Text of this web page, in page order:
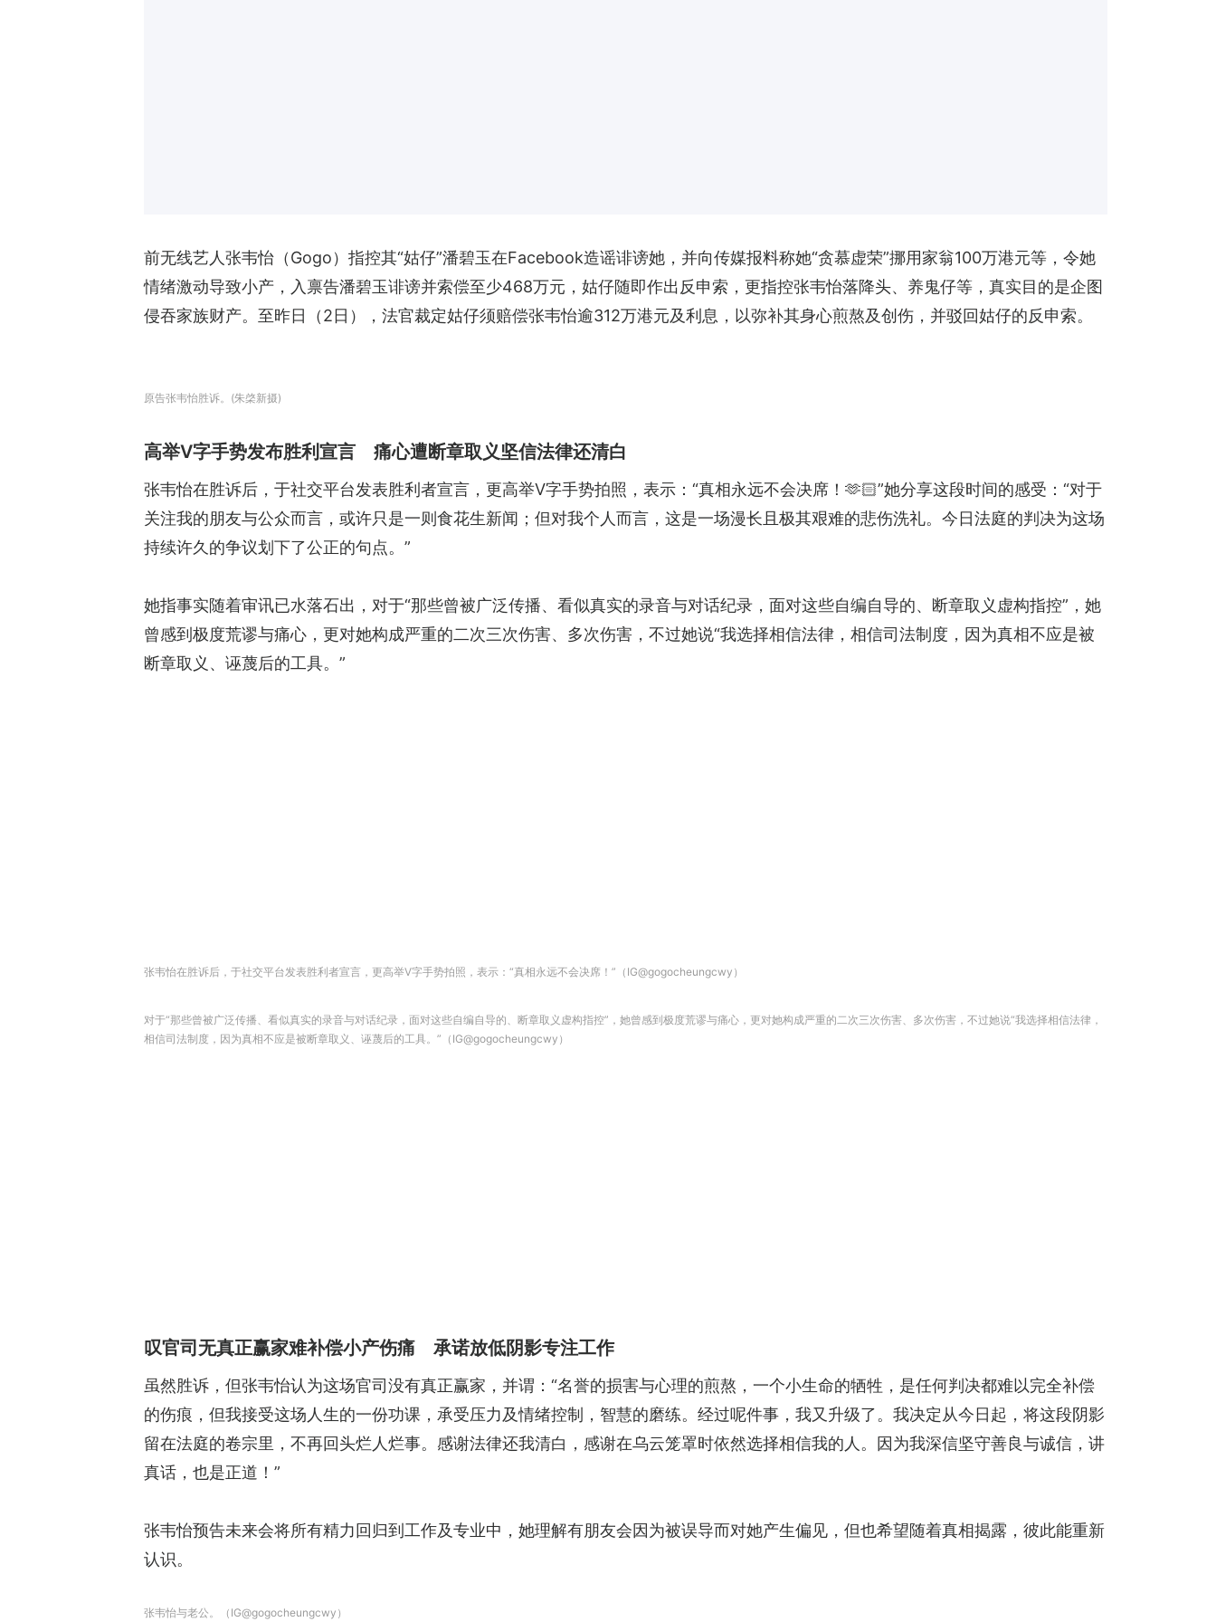
前无线艺人张韦怡（Gogo）指控其“姑仔”潘碧玉在Facebook造谣诽谤她，并向传媒报料称她“贪慕虚荣”挪用家翁100万港元等，令她
情绪激动导致小产，入禀告潘碧玉诽谤并索偿至少468万元，姑仔随即作出反申索，更指控张韦怡落降头、养鬼仔等，真实目的是企图
侵吞家族财产。至昨日（2日），法官裁定姑仔须赔偿张韦怡逾312万港元及利息，以弥补其身心煎熬及创伤，并驳回姑仔的反申索。
原告张韦怡胜诉。(朱棨新摄)
高举V字手势发布胜利宣言 痛心遭断章取义坚信法律还清白
张韦怡在胜诉后，于社交平台发表胜利者宣言，更高举V字手势拍照，表示：“真相永远不会决席！🫶🏻”她分享这段时间的感受：“对于
关注我的朋友与公众而言，或许只是一则食花生新闻；但对我个人而言，这是一场漫长且极其艰难的悲伤洗礼。今日法庭的判决为这场
持续许久的争议划下了公正的句点。”
她指事实随着审讯已水落石出，对于“那些曾被广泛传播、看似真实的录音与对话纪录，面对这些自编自导的、断章取义虚构指控”，她
曾感到极度荒谬与痛心，更对她构成严重的二次三次伤害、多次伤害，不过她说“我选择相信法律，相信司法制度，因为真相不应是被
断章取义、诬蔑后的工具。”
张韦怡在胜诉后，于社交平台发表胜利者宣言，更高举V字手势拍照，表示：“真相永远不会决席！”（IG@gogocheungcwy）
对于“那些曾被广泛传播、看似真实的录音与对话纪录，面对这些自编自导的、断章取义虚构指控”，她曾感到极度荒谬与痛心，更对她构成严重的二次三次伤害、多次伤害，不过她说“我选择相信法律，
相信司法制度，因为真相不应是被断章取义、诬蔑后的工具。”（IG@gogocheungcwy）
叹官司无真正赢家难补偿小产伤痛 承诺放低阴影专注工作
虽然胜诉，但张韦怡认为这场官司没有真正赢家，并谓：“名誉的损害与心理的煎熬，一个小生命的牺牲，是任何判决都难以完全补偿
的伤痕，但我接受这场人生的一份功课，承受压力及情绪控制，智慧的磨练。经过呢件事，我又升级了。我决定从今日起，将这段阴影
留在法庭的卷宗里，不再回头烂人烂事。感谢法律还我清白，感谢在乌云笼罩时依然选择相信我的人。因为我深信坚守善良与诚信，讲
真话，也是正道！”
张韦怡预告未来会将所有精力回归到工作及专业中，她理解有朋友会因为被误导而对她产生偏见，但也希望随着真相揭露，彼此能重新
认识。
张韦怡与老公。（IG@gogocheungcwy）